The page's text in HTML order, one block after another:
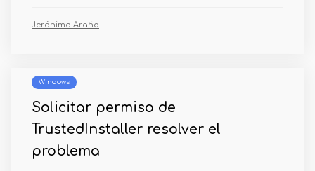
Jerónimo Araña
Windows
Solicitar permiso de
TrustedInstaller resolver el
problema